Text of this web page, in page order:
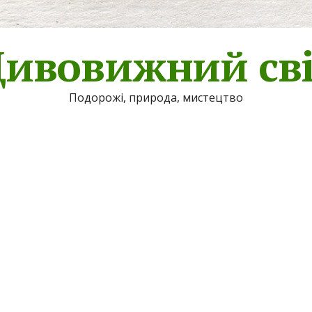
Подорожі, природа, мистецтво